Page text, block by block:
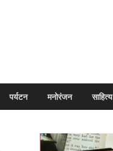
पर्यटन मनोरंजन साहित्य